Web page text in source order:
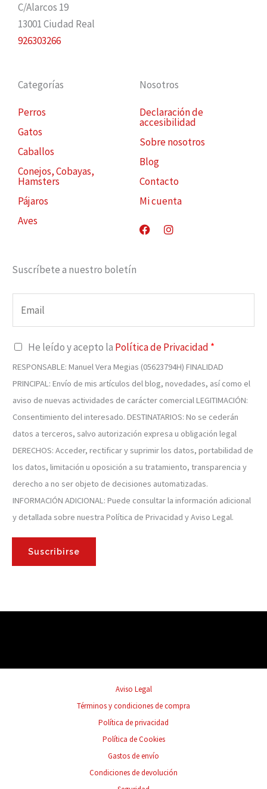
C/Alarcos 19
13001 Ciudad Real
926303266
Categorías
Perros
Gatos
Caballos
Conejos, Cobayas,
Hamsters
Pájaros
Aves
Nosotros
Declaración de
accesibilidad
Sobre nosotros
Blog
Contacto
Mi cuenta
FacebookInstagram
Suscríbete a nuestro boletín
He leído y acepto la Política de Privacidad *
RESPONSABLE: Manuel Vera Megias (05623794H) FINALIDAD
PRINCIPAL: Envío de mis artículos del blog, novedades, así como el
aviso de nuevas actividades de carácter comercial LEGITIMACIÓN:
Consentimiento del interesado. DESTINATARIOS: No se cederán
datos a terceros, salvo autorización expresa u obligación legal
DERECHOS: Acceder, rectificar y suprimir los datos, portabilidad de
los datos, limitación u oposición a su tratamiento, transparencia y
derecho a no ser objeto de decisiones automatizadas.
INFORMACIÓN ADICIONAL: Puede consultar la información adicional
y detallada sobre nuestra Política de Privacidad y Aviso Legal.
Suscribirse
Aviso Legal
Términos y condiciones de compra
Política de privacidad
Política de Cookies
Gastos de envío
Condiciones de devolución